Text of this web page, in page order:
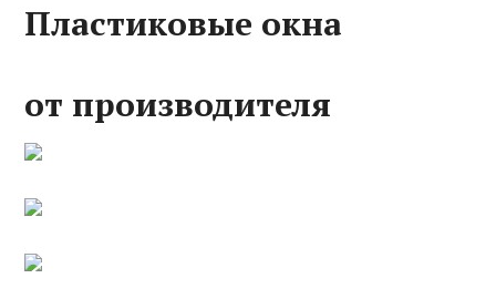
Пластиковые окна
от производителя